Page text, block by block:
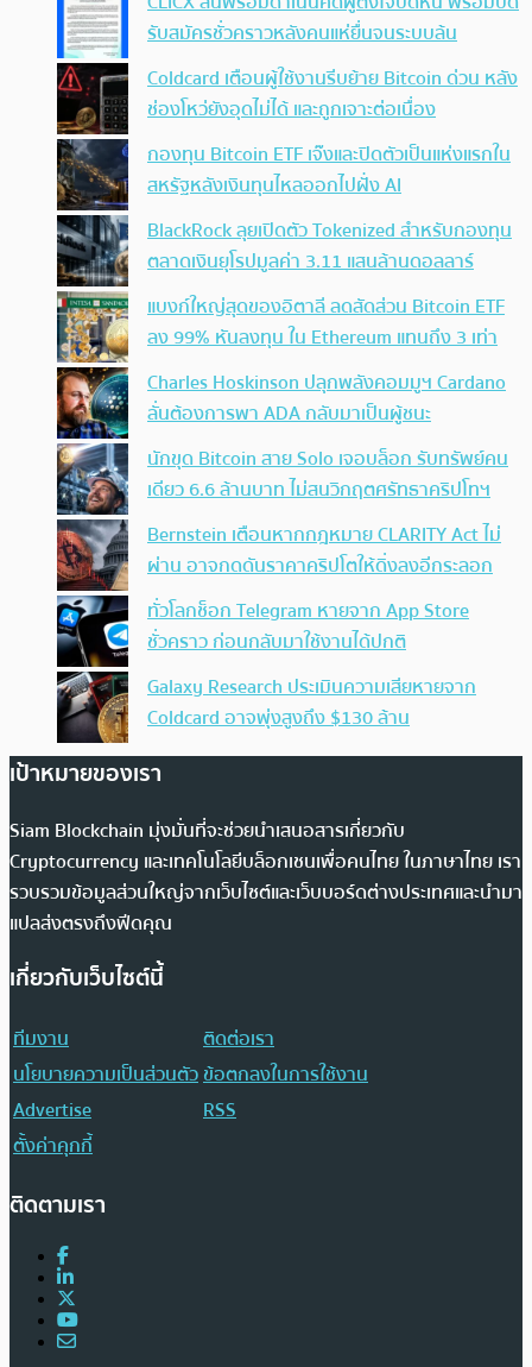
รับสมัครชั่วคราวหลังคนแห่ยื่นจนระบบล้น
Coldcard เตือนผู้ใช้งานรีบย้าย Bitcoin ด่วน หลัง
ช่องโหว่ยังอุดไม่ได้ และถูกเจาะต่อเนื่อง
กองทุน Bitcoin ETF เจ๊งและปิดตัวเป็นแห่งแรกใน
สหรัฐหลังเงินทุนไหลออกไปฝั่ง AI
BlackRock ลุยเปิดตัว Tokenized สำหรับกองทุน
ตลาดเงินยุโรปมูลค่า 3.11 แสนล้านดอลลาร์
แบงก์ใหญ่สุดของอิตาลี ลดสัดส่วน Bitcoin ETF
ลง 99% หันลงทุน ใน Ethereum แทนถึง 3 เท่า
Charles Hoskinson ปลุกพลังคอมมูฯ Cardano
ลั่นต้องการพา ADA กลับมาเป็นผู้ชนะ
นักขุด Bitcoin สาย Solo เจอบล็อก รับทรัพย์คน
เดียว 6.6 ล้านบาท ไม่สนวิกฤตศรัทธาคริปโทฯ
Bernstein เตือนหากกฎหมาย CLARITY Act ไม่
ผ่าน อาจกดดันราคาคริปโตให้ดิ่งลงอีกระลอก
ทั่วโลกช็อก Telegram หายจาก App Store
ชั่วคราว ก่อนกลับมาใช้งานได้ปกติ
Galaxy Research ประเมินความเสียหายจาก
Coldcard อาจพุ่งสูงถึง $130 ล้าน
เป้าหมายของเรา
Siam Blockchain มุ่งมั่นที่จะช่วยนำเสนอสารเกี่ยวกับ
Cryptocurrency และเทคโนโลยีบล็อกเชนเพื่อคนไทย ในภาษาไทย เรา
รวบรวมข้อมูลส่วนใหญ่จากเว็บไซต์และเว็บบอร์ดต่างประเทศและนำมา
แปลส่งตรงถึงฟีดคุณ
เกี่ยวกับเว็บไซต์นี้
ทีมงาน
ติดต่อเรา
นโยบายความเป็นส่วนตัวข้อตกลงในการใช้งาน
Advertise
RSS
ตั้งค่าคุกกี้
ติดตามเรา